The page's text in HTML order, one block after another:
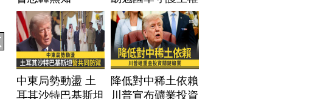
中東局勢動盪 土
耳其沙特巴基斯坦
降低對中稀土依賴
川普宣布礦業投資